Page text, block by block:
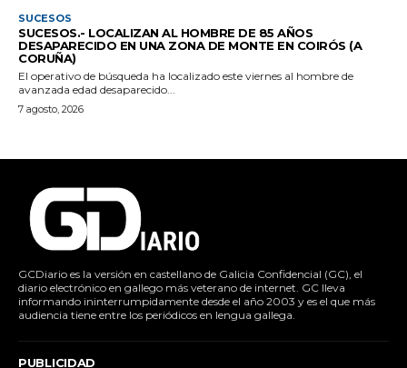
SUCESOS
SUCESOS.- LOCALIZAN AL HOMBRE DE 85 AÑOS
DESAPARECIDO EN UNA ZONA DE MONTE EN COIRÓS (A
CORUÑA)
El operativo de búsqueda ha localizado este viernes al hombre de
avanzada edad desaparecido...
7 agosto, 2026
GCDiario es la versión en castellano de Galicia Confidencial (GC), el
diario electrónico en gallego más veterano de internet. GC lleva
informando ininterrumpidamente desde el año 2003 y es el que más
audiencia tiene entre los periódicos en lengua gallega.
PUBLICIDAD